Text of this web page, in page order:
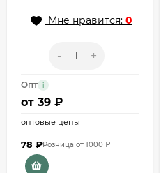
Мне нравится: 0
- +
Опт i
от 39 ₽
оптовые цены
78 ₽Розница от 1000 ₽